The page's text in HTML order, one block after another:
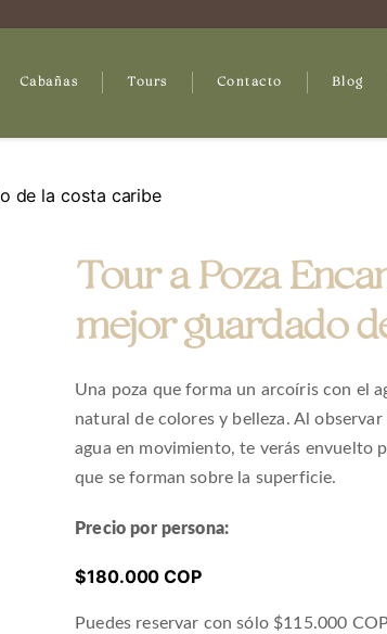
Cabañas Tours Contacto Blog
de la costa caribe
Tour a Poza
mejor guardado
Una poza que forma un arcoíris con el
natural de colores y belleza. Al
agua en movimiento, te verás envuelto
que se forman sobre la superficie.
Precio por persona:
$180.000 COP
Puedes reservar con sólo $115.000 COP